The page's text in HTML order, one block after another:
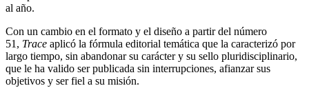
al año.
Con un cambio en el formato y el diseño a partir del número
51, Trace aplicó la fórmula editorial temática que la caracterizó por
largo tiempo, sin abandonar su carácter y su sello pluridisciplinario,
que le ha valido ser publicada sin interrupciones, afianzar sus
objetivos y ser fiel a su misión.